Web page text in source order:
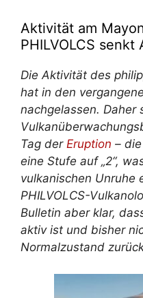
Aktivität am
PHILVOLCS
Die Aktivität des
hat in den
nachgelassen. Daher
Tag der Eruption –
eine Stufe auf „2“,
vulkanischen Unruhe
PHILVOLCS-
Bulletin aber klar,
aktiv ist und bisher
Normalzustand